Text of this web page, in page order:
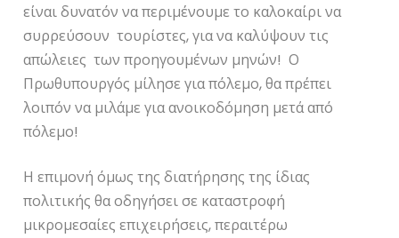
είναι δυνατόν να περιμένουμε το καλοκαίρι να
συρρεύσουν τουρίστες, για να καλύψουν τις
απώλειες των προηγουμένων μηνών! Ο
Πρωθυπουργός μίλησε για πόλεμο, θα πρέπει
λοιπόν να μιλάμε για ανοικοδόμηση μετά από
πόλεμο!
Η επιμονή όμως της διατήρησης της ίδιας
πολιτικής θα οδηγήσει σε καταστροφή
μικρομεσαίες επιχειρήσεις, περαιτέρω